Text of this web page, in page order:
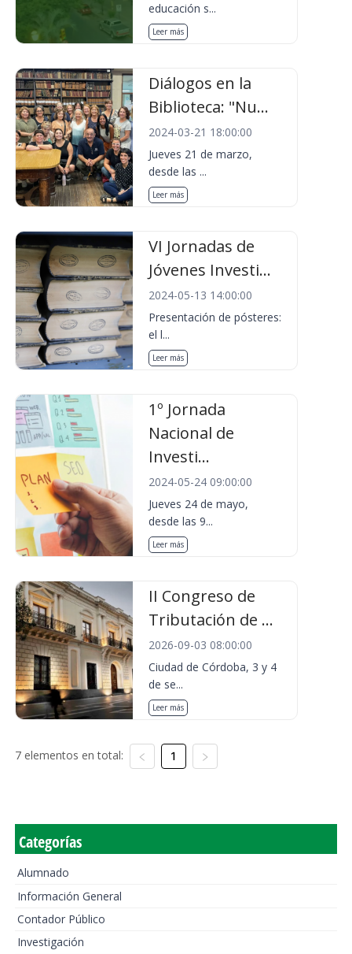
educación s...
Leer más
Diálogos en la
Biblioteca: "Nu...
2024-03-21 18:00:00
Jueves 21 de marzo,
desde las ...
Leer más
VI Jornadas de
Jóvenes Investi...
2024-05-13 14:00:00
Presentación de pósteres:
el l...
Leer más
1º Jornada
Nacional de
Investi...
2024-05-24 09:00:00
Jueves 24 de mayo,
desde las 9...
Leer más
II Congreso de
Tributación de ...
2026-09-03 08:00:00
Ciudad de Córdoba, 3 y 4
de se...
Leer más
7 elementos en total: 1
Categorías
Alumnado
Información General
Contador Público
Investigación